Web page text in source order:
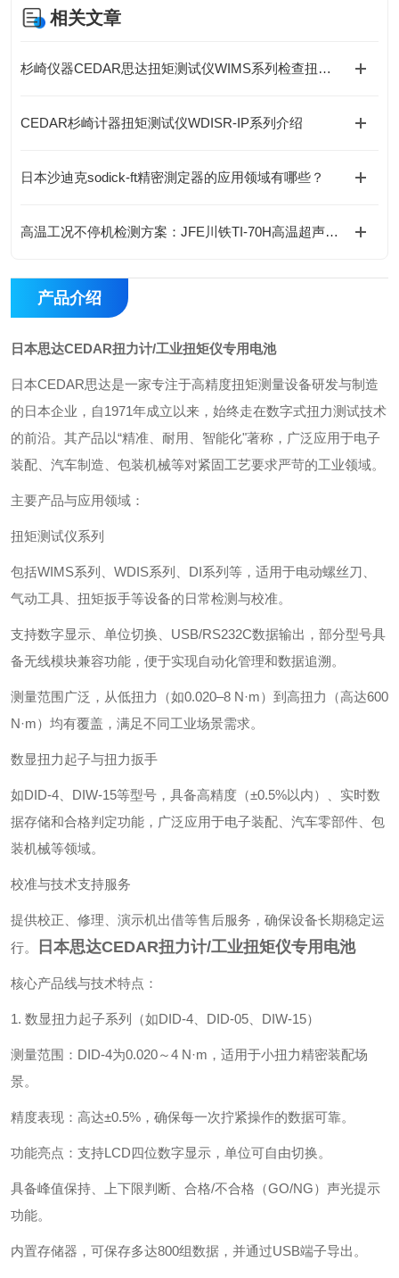
相关文章
杉崎仪器CEDAR思达扭矩测试仪WIMS系列检查扭矩扳手的实际拧紧扭矩
CEDAR杉崎计器扭矩测试仪WDISR-IP系列介绍
日本沙迪克sodick-ft精密測定器的应用领域有哪些？
高温工况不停机检测方案：JFE川铁TI-70H高温超声波测厚仪
产品介绍
日本思达CEDAR扭力计/工业扭矩仪专用电池
日本CEDAR思达是一家专注于高精度扭矩测量设备研发与制造
的日本企业，自1971年成立以来，始终走在数字式扭力测试技术
的前沿。其产品以“精准、耐用、智能化"著称，广泛应用于电子
装配、汽车制造、包装机械等对紧固工艺要求严苛的工业领域。
主要产品与应用领域：
‌扭矩测试仪系列‌
包括WIMS系列、WDIS系列、DI系列等，适用于电动螺丝刀、
气动工具、扭矩扳手等设备的日常检测与校准。
支持数字显示、单位切换、USB/RS232C数据输出，部分型号具
备无线模块兼容功能，便于实现自动化管理和数据追溯。
测量范围广泛，从低扭力（如0.020–8 N·m）到高扭力（高达600
N·m）均有覆盖，满足不同工业场景需求。
‌数显扭力起子与扭力扳手‌
如DID-4、DIW-15等型号，具备高精度（±0.5%以内）、实时数
据存储和合格判定功能，广泛应用于电子装配、汽车零部件、包
装机械等领域。
‌校准与技术支持服务‌
提供校正、修理、演示机出借等售后服务，确保设备长期稳定运
行。
日本思达CEDAR扭力计/工业扭矩仪专用电池
核心产品线与技术特点：
1. ‌数显扭力起子系列（如DID-4、DID-05、DIW-15）‌
‌测量范围‌：DID-4为0.020～4 N·m，适用于小扭力精密装配场
景。
‌精度表现‌：高达±0.5%，确保每一次拧紧操作的数据可靠。
‌功能亮点‌：支持LCD四位数字显示，单位可自由切换。
具备峰值保持、上下限判断、合格/不合格（GO/NG）声光提示
功能。
内置存储器，可保存多达800组数据，并通过USB端子导出。